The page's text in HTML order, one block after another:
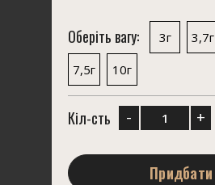
Оберіть вагу: 3г 3,7г
7,5г
10г
Кіл-сть - +
Придбати